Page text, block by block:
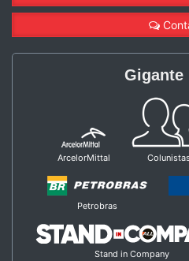
Gigante
ArcelorMittal
Petrobras
Stand in Company